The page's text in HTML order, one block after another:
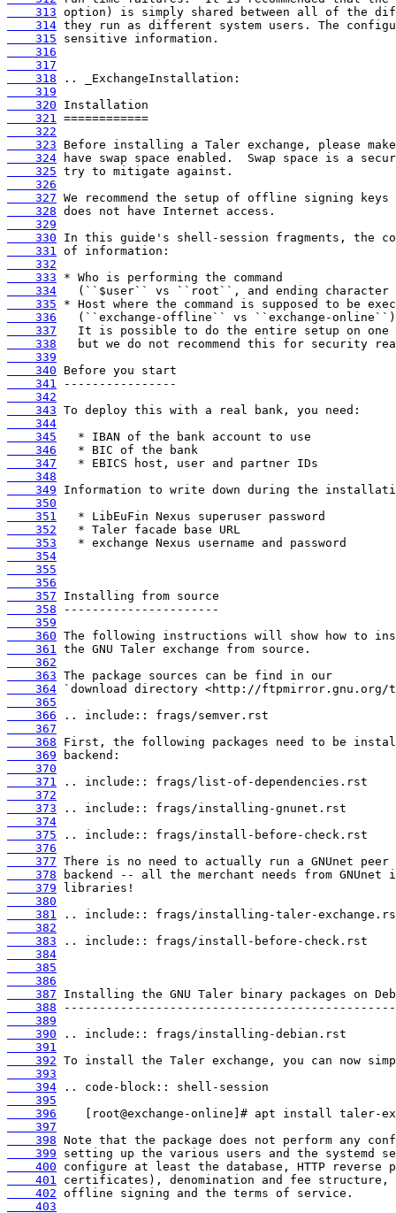
    313
    314
    315
    316
    317
    318
    319
    320
    321
    322
    323
    324
    325
    326
    327
    328
    329
    330
    331
    332
    333
    334
    335
    336
    337
    338
    339
    340
    341
    342
    343
    344
    345
    346
    347
    348
    349
    350
    351
    352
    353
    354
    355
    356
    357
    358
    359
    360
    361
    362
    363
    364
    365
    366
    367
    368
    369
    370
    371
    372
    373
    374
    375
    376
    377
    378
    379
    380
    381
    382
    383
    384
    385
    386
    387
    388
    389
    390
    391
    392
    393
    394
    395
    396
    397
    398
    399
    400
    401
    402
    403